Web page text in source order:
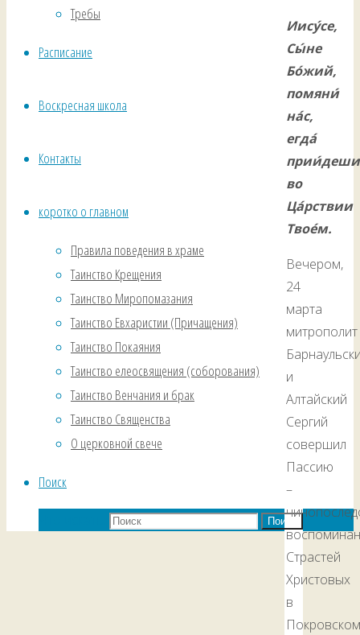
Требы
Расписание
Воскресная школа
Контакты
коротко о главном
Правила поведения в храме
Таинство Крещения
Таинство Миропомазания
Таинство Евхаристии (Причащения)
Таинство Покаяния
Таинство елеосвящения (соборования)
Таинство Венчания и брак
Таинство Священства
О церковной свече
Поиск
Поиск
Иису́се,
Сы́не
Бо́жий,
помяни́
на́с,
егда́
прии́деши
во
Ца́рствии
Твое́м.
Вечером,
24
марта
митрополит
и
Алтайский
Сергий
совершил
Пассию
–
Страстей
Христовых
в
Покровском